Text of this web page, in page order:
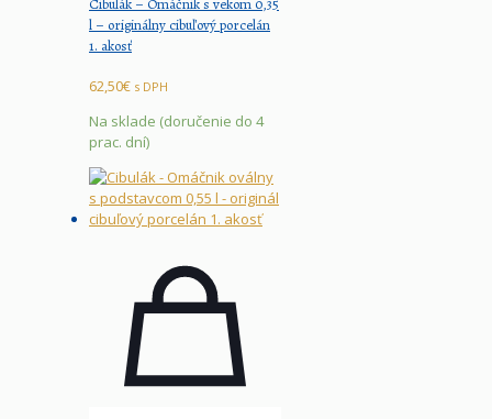
Cibulák – Omáčnik s vekom 0,35
l – originálny cibuľový porcelán
1. akosť
62,50€ s DPH
Na sklade (doručenie do 4
prac. dní)